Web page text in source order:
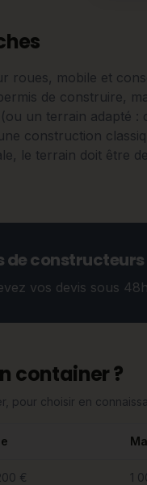
roues, mobile et
de construire,
un terrain adapté :
construction
le terrain doit être
de
vos devis sous
container ?
pour choisir en
€ 1